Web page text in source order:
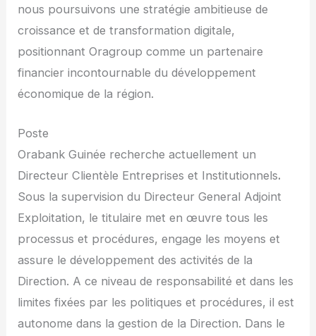
nous poursuivons une stratégie ambitieuse de
croissance et de transformation digitale,
positionnant Oragroup comme un partenaire
financier incontournable du développement
économique de la région.
Poste
Orabank Guinée recherche actuellement un
Directeur Clientèle Entreprises et Institutionnels.
Sous la supervision du Directeur General Adjoint
Exploitation, le titulaire met en œuvre tous les
processus et procédures, engage les moyens et
assure le développement des activités de la
Direction. A ce niveau de responsabilité et dans les
limites fixées par les politiques et procédures, il est
autonome dans la gestion de la Direction. Dans le